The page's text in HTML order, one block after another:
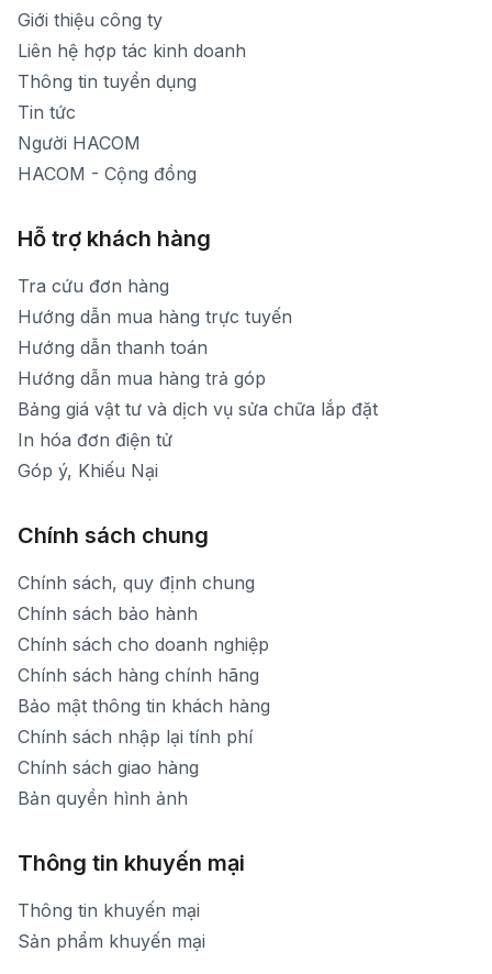
1900 1903 (máy lẻ 160)
[email protected]
Thời gian mở cửa: Từ 8h30-20h hàng ngày
Giới thiệu công ty
Liên hệ hợp tác kinh doanh
Thông tin tuyển dụng
Tin tức
Người HACOM
HACOM - Cộng đồng
Hỗ trợ khách hàng
Tra cứu đơn hàng
Hướng dẫn mua hàng trực tuyến
Hướng dẫn thanh toán
Hướng dẫn mua hàng trả góp
Bảng giá vật tư và dịch vụ sửa chữa lắp đặt
In hóa đơn điện tử
Góp ý, Khiếu Nại
Chính sách chung
Chính sách, quy định chung
Chính sách bảo hành
Chính sách cho doanh nghiệp
Chính sách hàng chính hãng
Bảo mật thông tin khách hàng
Chính sách nhập lại tính phí
Chính sách giao hàng
Bản quyền hình ảnh
Thông tin khuyến mại
Thông tin khuyến mại
Sản phẩm khuyến mại